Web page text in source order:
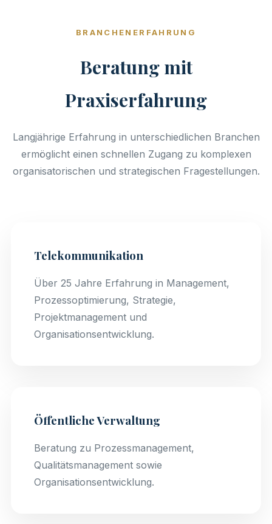
BRANCHENERFAHRUNG
Beratung mit
Praxiserfahrung
Langjährige Erfahrung in unterschiedlichen Branchen
ermöglicht einen schnellen Zugang zu komplexen
organisatorischen und strategischen Fragestellungen.
Telekommunikation
Über 25 Jahre Erfahrung in Management,
Prozessoptimierung, Strategie,
Projektmanagement und
Organisationsentwicklung.
Öffentliche Verwaltung
Beratung zu Prozessmanagement,
Qualitätsmanagement sowie
Organisationsentwicklung.